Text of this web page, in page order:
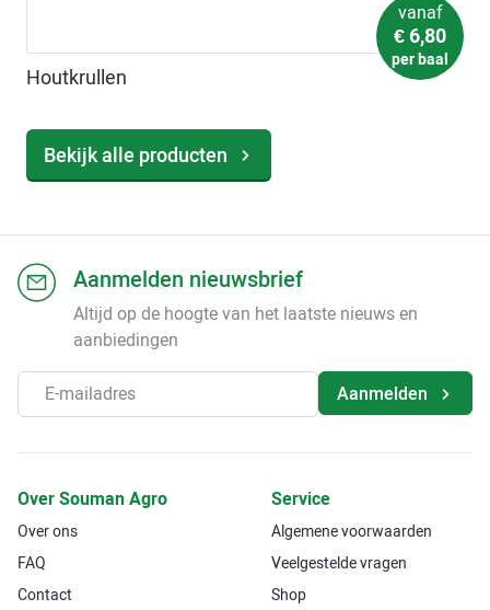
vanaf
€6,80
per baal
Houtkrullen
Bekijk alle producten
Aanmelden nieuwsbrief
Altijd op de hoogte van het laatste nieuws en
aanbiedingen
Aanmelden
Over Souman Agro
Over ons
FAQ
Contact
Service
Algemene voorwaarden
Veelgestelde vragen
Shop